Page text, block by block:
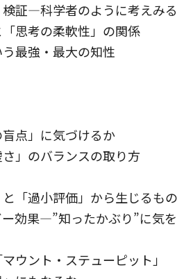
証—科学者のように考えみる
「思考の柔軟性」の関係
う最強・最大の知性
点」に気づけるか
」のバランスの取り方
「過小評価」から生じるもの
効果—”知ったかぶり”に気を
ウント・ステューピット」